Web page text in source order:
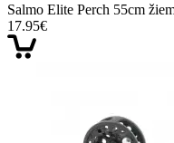
Salmo Elite Perch 55cm
17.95€